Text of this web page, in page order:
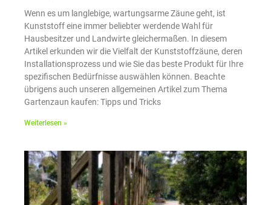
Wenn es um langlebige, wartungsarme Zäune geht, ist
Kunststoff eine immer beliebter werdende Wahl für
Hausbesitzer und Landwirte gleichermaßen. In diesem
Artikel erkunden wir die Vielfalt der Kunststoffzäune, deren
Installationsprozess und wie Sie das beste Produkt für Ihre
spezifischen Bedürfnisse auswählen können. Beachte
übrigens auch unseren allgemeinen Artikel zum Thema
Gartenzaun kaufen: Tipps und Tricks
Weiterlesen »